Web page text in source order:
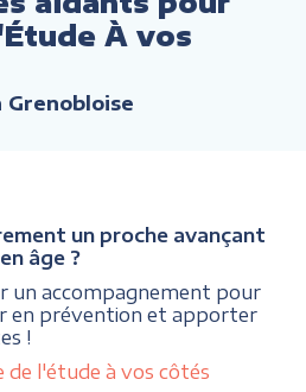
À vos
un proche avançant
en âge ?
un accompagnement pour
en prévention et apporter
!
de l'étude à vos côtés